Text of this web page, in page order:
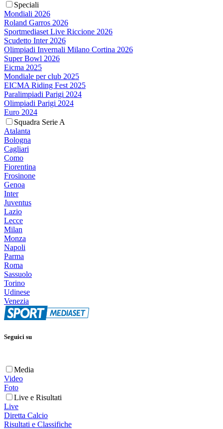
Speciali
Mondiali 2026
Roland Garros 2026
Sportmediaset Live Riccione 2026
Scudetto Inter 2026
Olimpiadi Invernali Milano Cortina 2026
Super Bowl 2026
Eicma 2025
Mondiale per club 2025
EICMA Riding Fest 2025
Paralimpiadi Parigi 2024
Olimpiadi Parigi 2024
Euro 2024
Squadra Serie A
Atalanta
Bologna
Cagliari
Como
Fiorentina
Frosinone
Genoa
Inter
Juventus
Lazio
Lecce
Milan
Monza
Napoli
Parma
Roma
Sassuolo
Torino
Udinese
Venezia
Seguici su
Media
Video
Foto
Live e Risultati
Live
Diretta Calcio
Risultati e Classifiche